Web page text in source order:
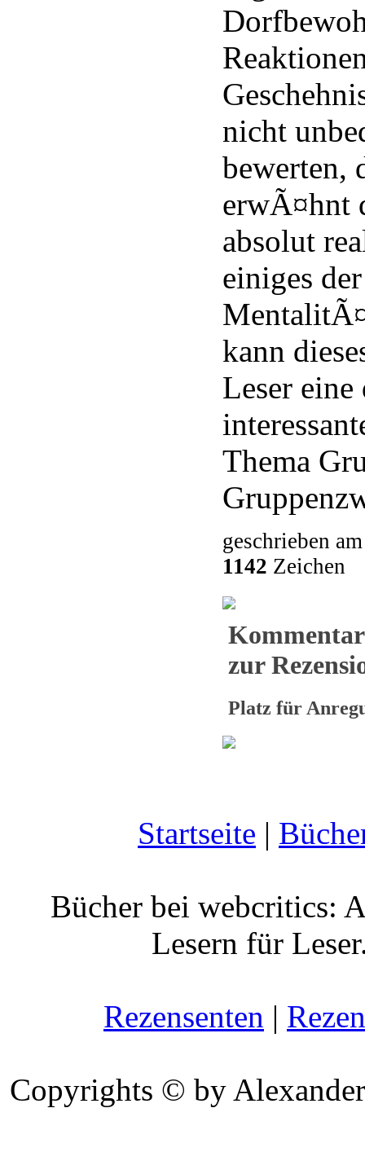
nicht
bewerten,
erwÃ¤hnt
absolut
einiges
kann
Leser eine
Thema
geschrieben
1142 Zeichen
zur
Platz für
Startseite |
Bücher bei webcritics:
Lesern für
Rezensenten |
Copyrights © by